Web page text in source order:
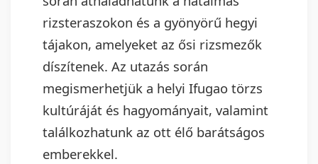
rizsteraszokon és a gyönyörű hegyi
tájakon, amelyeket az ősi rizsmezők
díszítenek. Az utazás során
megismerhetjük a helyi Ifugao törzs
kultúráját és hagyományait, valamint
találkozhatunk az ott élő barátságos
emberekkel.